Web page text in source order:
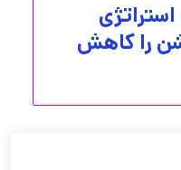
را کاهش